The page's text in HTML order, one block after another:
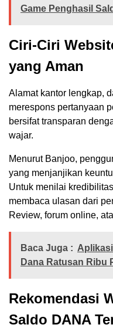
Game Penghasil
Ciri-Ciri
yang Aman
Alamat kantor lengkap,
merespons pertanyaan
bersifat transparan
wajar.
Menurut Banjoo,
yang menjanjikan
Untuk menilai
membaca ulasan dari
Review, forum online,
Baca Juga :
Dana Ratusan Ribu
Rekomendasi
Saldo DANA